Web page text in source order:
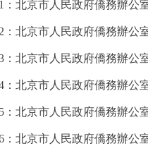
：北京市人民政府僑務辦公
：北京市人民政府僑務辦公
：北京市人民政府僑務辦公
：北京市人民政府僑務辦公
：北京市人民政府僑務辦公
：北京市人民政府僑務辦公